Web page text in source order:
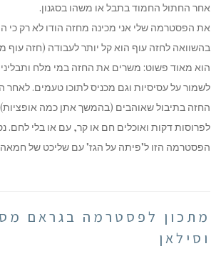
אחר החתול החמוד בתבל או משהו בסגנון.
את הפסטרמה שלי אני מכינה מחזה הודו לא רק כי
בהשוואה לחזה עוף הוא קל יותר לעבודה (חזה עוף
הוא מאוד פשוט: משרים את החזה במי מלח
לשמור על עסיסיות וגם מכניס לתוכו טעמים.
החזה בתיבול שאוהבים (בהמשך אתן כמה אופציות)
לפרוסות דקות ואוכלים חם או קר, עם או בלי לחם.
הפסטרמה הזו ל"פיתה על הגז" עם שליכט של חמאה
מתכון לפסטרמה בגראם
וסילאן